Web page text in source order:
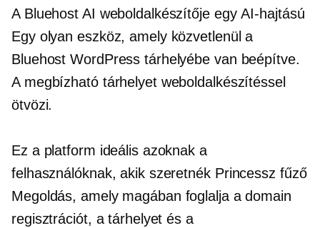
A Bluehost AI weboldalkészítője egyAI-hajtású
Egy olyan eszköz, amely közvetlenül a
Bluehost WordPress tárhelyébe van beépítve.
A megbízható tárhelyet weboldalkészítéssel
ötvözi.
Ez a platform ideális azoknak a
felhasználóknak, akik szeretnék Princessz fűző
Megoldás, amely magában foglalja a domain
regisztrációt, a tárhelyet és a